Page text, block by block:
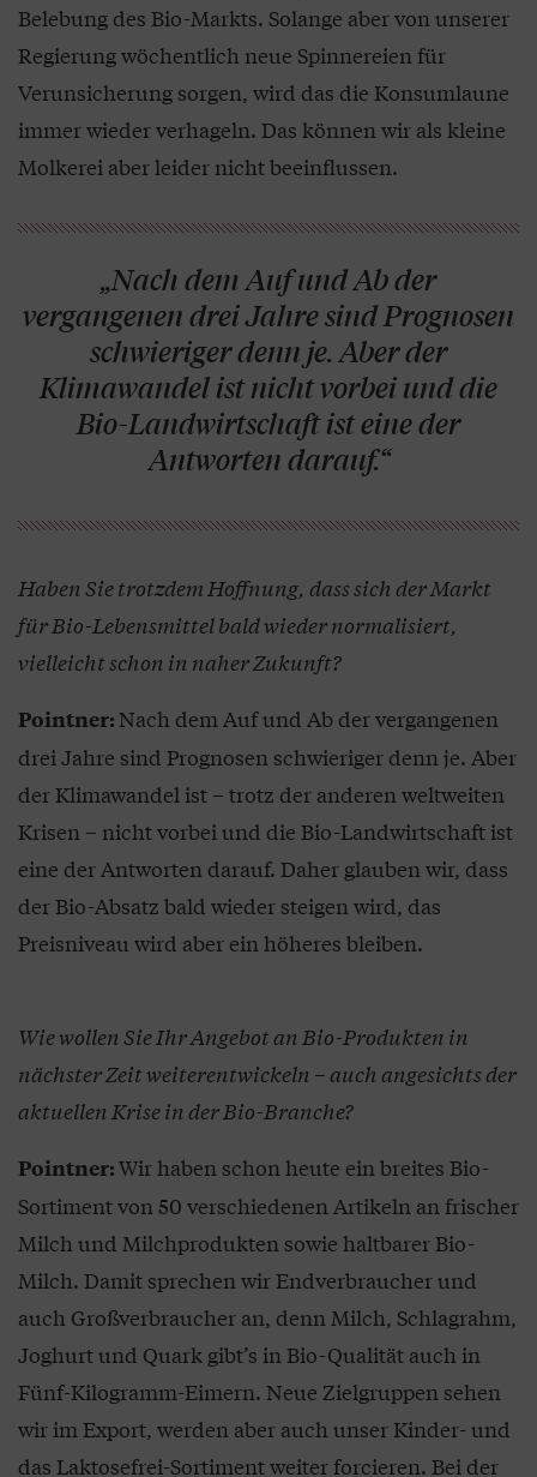
Belebung des Bio-Markts. Solange aber von unserer
Regierung wöchentlich neue Spinnereien für
Verunsicherung sorgen, wird das die Konsumlaune
immer wieder verhageln. Das können wir als kleine
Molkerei aber leider nicht beeinflussen.
„Nach dem Auf und Ab der
vergangenen drei Jahre sind Prognosen
schwieriger denn je. Aber der
Klimawandel ist nicht vorbei und die
Bio-Landwirtschaft ist eine der
Antworten darauf.“
Haben Sie trotzdem Hoffnung, dass sich der Markt
für Bio-Lebensmittel bald wieder normalisiert,
vielleicht schon in naher Zukunft?
Pointner:Nach dem Auf und Ab der vergangenen
drei Jahre sind Prognosen schwieriger denn je. Aber
der Klimawandel ist – trotz der anderen weltweiten
Krisen – nicht vorbei und die Bio-Landwirtschaft ist
eine der Antworten darauf. Daher glauben wir, dass
der Bio-Absatz bald wieder steigen wird, das
Preisniveau wird aber ein höheres bleiben.
Wie wollen Sie Ihr Angebot an Bio-Produkten in
nächster Zeit weiterentwickeln – auch angesichts der
aktuellen Krise in der Bio-Branche?
Pointner:Wir haben schon heute ein breites Bio-
Sortiment von 50 verschiedenen Artikeln an frischer
Milch und Milchprodukten sowie haltbarer Bio-
Milch. Damit sprechen wir Endverbraucher und
auch Großverbraucher an, denn Milch, Schlagrahm,
Joghurt und Quark gibt’s in Bio-Qualität auch in
Fünf-Kilogramm-Eimern. Neue Zielgruppen sehen
wir im Export, werden aber auch unser Kinder- und
das Laktosefrei-Sortiment weiter forcieren. Bei der